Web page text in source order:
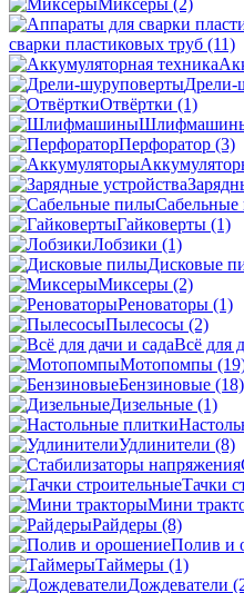
Миксеры (2)
сварки пластиковых труб (11)
Дрели-
Отвёртки (1)
Перфоратор (3)
Гайковерты (1)
Лобзики (1)
Дисковые
Миксеры (2)
Реноваторы (1)
Пылесосы (2)
Всё для
Мотопомпы
Бензиновые (18)
Дизельные (1)
Удлинители (8)
Тачки
Мини
Райдеры (8)
Полив и
Таймеры (1)
Дождеватели